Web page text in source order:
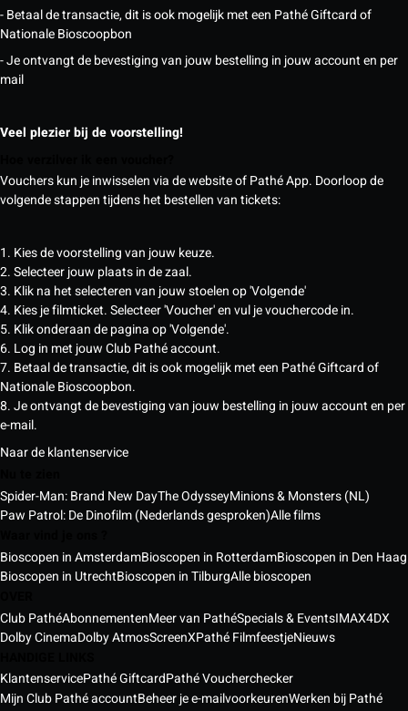
- Betaal de transactie, dit is ook mogelijk met een Pathé Giftcard of
Nationale Bioscoopbon
- Je ontvangt de bevestiging van jouw bestelling in jouw account en per
mail
Veel plezier bij de voorstelling!
Vouchers kun je inwisselen via de website of Pathé App. Doorloop de
volgende stappen tijdens het bestellen van tickets:
1. Kies de voorstelling van jouw keuze.
2. Selecteer jouw plaats in de zaal.
3. Klik na het selecteren van jouw stoelen op 'Volgende'
4. Kies je filmticket. Selecteer 'Voucher' en vul je vouchercode in.
5. Klik onderaan de pagina op 'Volgende'.
6. Log in met jouw Club Pathé account.
7. Betaal de transactie, dit is ook mogelijk met een Pathé Giftcard of
Nationale Bioscoopbon.
8. Je ontvangt de bevestiging van jouw bestelling in jouw account en per
e-mail.
Naar de klantenservice
Spider-Man: Brand New DayThe OdysseyMinions & Monsters (NL)
Paw Patrol: De Dinofilm (Nederlands gesproken)Alle films
Bioscopen in AmsterdamBioscopen in RotterdamBioscopen in Den Haag
Bioscopen in UtrechtBioscopen in TilburgAlle bioscopen
Club PathéAbonnementenMeer van PathéSpecials & EventsIMAX4DX
Dolby CinemaDolby AtmosScreenXPathé FilmfeestjeNieuws
KlantenservicePathé GiftcardPathé Voucherchecker
Mijn Club Pathé accountBeheer je e-mailvoorkeurenWerken bij Pathé